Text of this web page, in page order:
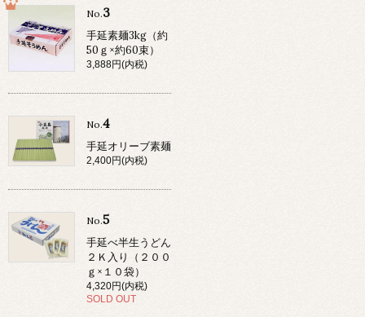
No.3
手延素麺3kg（約
50ｇ×約60束）
3,888円(内税)
No.4
手延オリーブ素麺
2,400円(内税)
No.5
手延べ半生うどん
２Ｋ入り（２００
ｇ×１０袋）
4,320円(内税)
SOLD OUT